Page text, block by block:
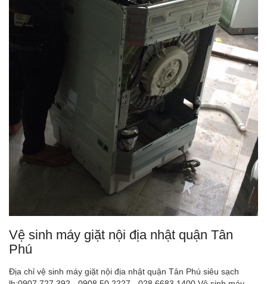
Vệ sinh máy giặt nội địa nhật quận Tân
Phú
Địa chỉ vệ sinh máy giặt nội địa nhật quận Tân Phú siêu sạch